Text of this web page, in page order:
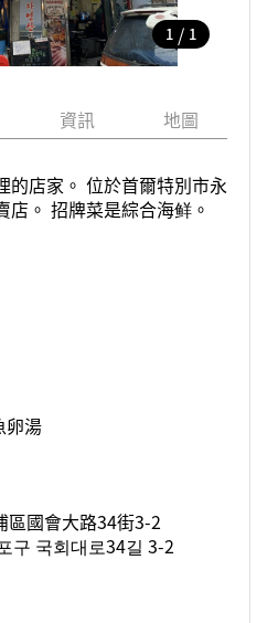
1 / 1
資訊 地圖
的店家。 位於首爾特別市永
。 招牌菜是綜合海鲜。
卵湯
區國會大路34街3-2
구 국회대로34길 3-2